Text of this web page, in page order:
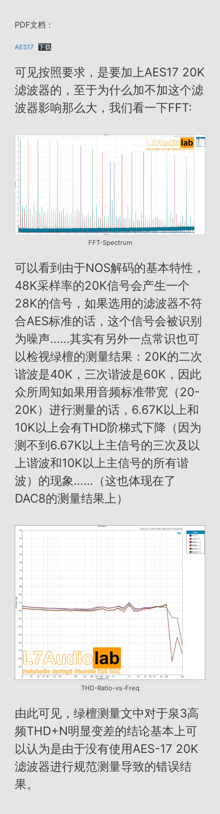
PDF文档：
AES17 下载
可见按照要求，是要加上AES17 20K
滤波器的，至于为什么加不加这个滤
波器影响那么大，我们看一下FFT:
FFT-Spectrum
可以看到由于NOS解码的基本特性，
48K采样率的20K信号会产生一个
28K的信号，如果选用的滤波器不符
合AES标准的话，这个信号会被识别
为噪声……其实有另外一点常识也可
以检视绿檀的测量结果：20K的二次
谐波是40K，三次谐波是60K，因此
众所周知如果用音频标准带宽（20-
20K）进行测量的话，6.67K以上和
10K以上会有THD阶梯式下降（因为
测不到6.67K以上主信号的三次及以
上谐波和10K以上主信号的所有谐
波）的现象……（这也体现在了
DAC8的测量结果上）
THD-Ratio-vs-Freq
由此可见，绿檀测量文中对于泉3高
频THD+N明显变差的结论基本上可
以认为是由于没有使用AES-17 20K
滤波器进行规范测量导致的错误结
果。